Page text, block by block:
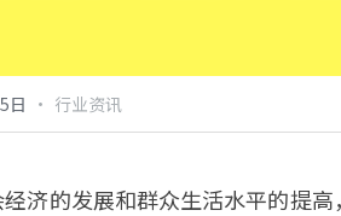
日 · 行业资讯
济的发展和群众生活水平的提